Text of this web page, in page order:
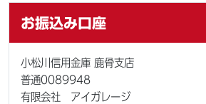
お振込み口座
小松川信用金庫 鹿骨支店
普通0089948
有限会社 アイガレージ